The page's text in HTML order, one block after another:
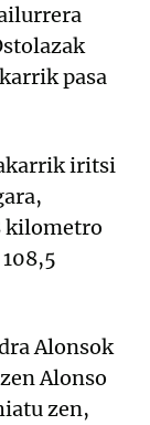
pasa
iritsi
kilometro
Alonsok
Alonso
zen,